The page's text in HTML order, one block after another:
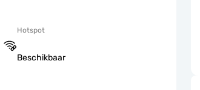
Hotspot
Beschikbaar